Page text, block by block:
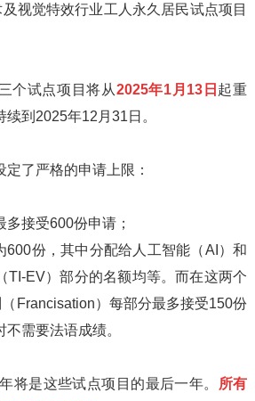
视觉特效行业工人永久居民试点项目
个试点项目将从2025年1月13日 起重
到2025年12月31日。
了严格的申请上限：
接受600份申请；
600份，其中分配给人工智能（AI）和
TI-EV）部分的名额均等。而在这两个
（Francisation）每部分最多接受150份
需要法语成绩。
将是这些试点项目的最后一年。
所有